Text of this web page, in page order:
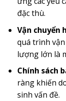
đặc thù.
Vận chuyển
quá trình
lượng lớn là
Chính sách
ràng khiến
sinh vấn đề.